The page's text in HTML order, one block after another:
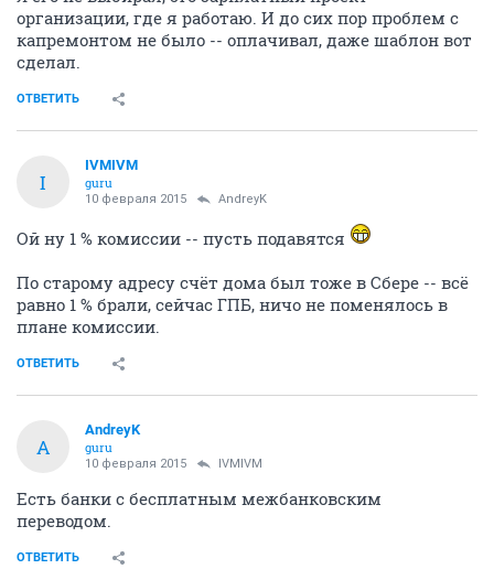
организации, где я работаю. И до сих пор проблем с
капремонтом не было -- оплачивал, даже шаблон вот
сделал.
ОТВЕТИТЬ
I
IVMIVM
guru
10 февраля 2015 AndreyK
Ой ну 1 % комиссии -- пусть подавятся
По старому адресу счёт дома был тоже в Сбере -- всё
равно 1 % брали, сейчас ГПБ, ничо не поменялось в
плане комиссии.
ОТВЕТИТЬ
A
AndreyK
guru
10 февраля 2015 IVMIVM
Есть банки с бесплатным межбанковским
переводом.
ОТВЕТИТЬ